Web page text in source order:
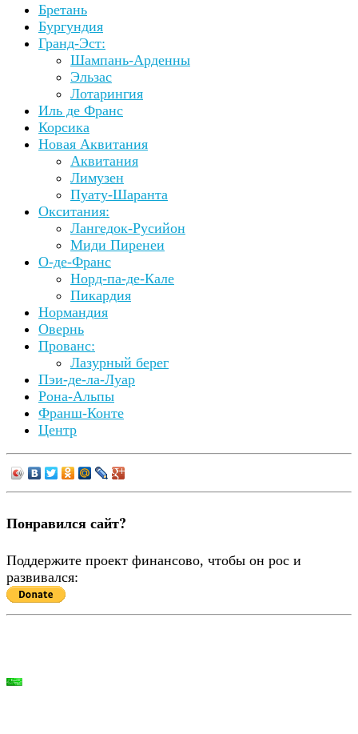
Бретань
Бургундия
Гранд-Эст:
Шампань-Арденны
Эльзас
Лотарингия
Иль де Франс
Корсика
Новая Аквитания
Аквитания
Лимузен
Пуату-Шаранта
Окситания:
Лангедок-Русийон
Миди Пиренеи
О-де-Франс
Норд-па-де-Кале
Пикардия
Нормандия
Овернь
Прованс:
Лазурный берег
Пэи-де-ла-Луар
Рона-Альпы
Франш-Конте
Центр
Понравился сайт?
Поддержите проект финансово, чтобы он рос и
развивался: